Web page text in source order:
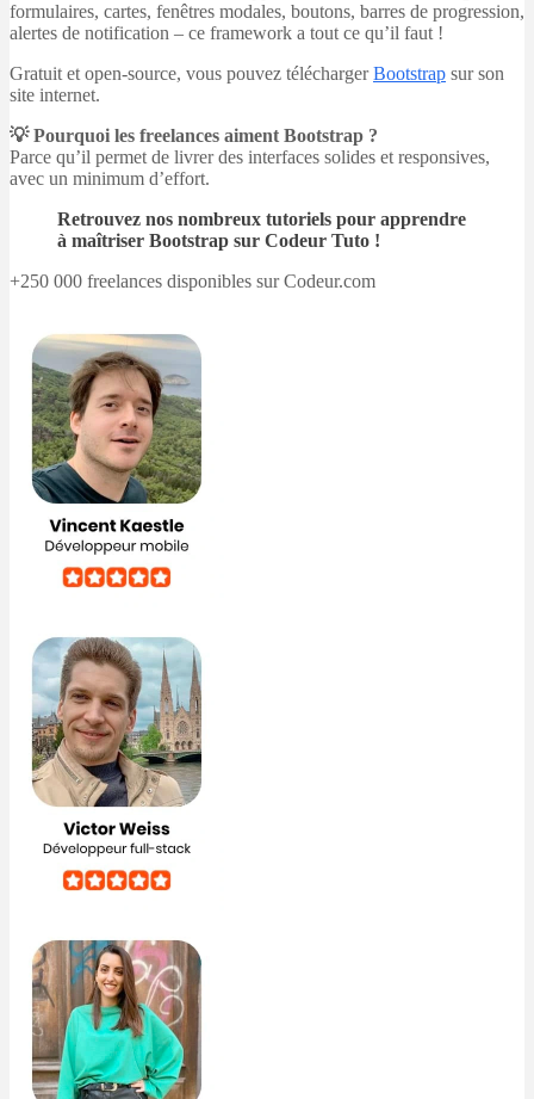
formulaires, cartes, fenêtres modales, boutons, barres de progression,
alertes de notification – ce framework a tout ce qu’il faut !
Gratuit et open-source, vous pouvez téléchargerBootstrap sur son
site internet.
💡 Pourquoi les freelances aiment Bootstrap ?
Parce qu’il permet de livrer des interfaces solides et responsives,
avec un minimum d’effort.
Retrouvez nos nombreux tutoriels pour apprendre
à maîtriser Bootstrap sur Codeur Tuto !
+250 000 freelances disponibles sur Codeur.com